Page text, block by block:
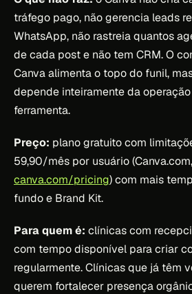
tráfego pago, não gerencia leads
WhatsApp, não rastreia quantos
de cada post e não tem CRM. O
Canva alimenta o topo do funil,
depende inteiramente da
ferramenta.
Preço: plano gratuito com
59,90/mês por usuário
canva.com/pricing) com mais
fundo e Brand Kit.
Para quem é: clínicas com
com tempo disponível para criar
regularmente. Clínicas que já têm
querem fortalecer presença